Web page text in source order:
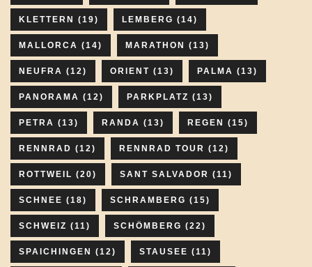
KLETTERN (19) LEMBERG (14)
MALLORCA (14) MARATHON (13)
NEUFRA (12) ORIENT (13) PALMA (13)
PANORAMA (12) PARKPLATZ (13)
PETRA (13) RANDA (13) REGEN (15)
RENNRAD (12) RENNRAD TOUR (12)
ROTTWEIL (20) SANT SALVADOR (11)
SCHNEE (18) SCHRAMBERG (15)
SCHWEIZ (11) SCHÖMBERG (22)
SPAICHINGEN (12) STAUSEE (11)